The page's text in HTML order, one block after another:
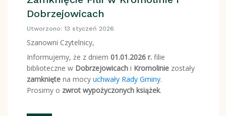
Dobrzejowicach
Utworzono: 13 styczeń 2026
Szanowni Czytelnicy,
Informujemy, że z dniem 01.01.2026 r.filie
biblioteczne w Dobrzejowicachi Kromoliniezostały
zamkniętena mocy uchwały Rady Gminy.
Prosimy o zwrot wypożyczonych książek.